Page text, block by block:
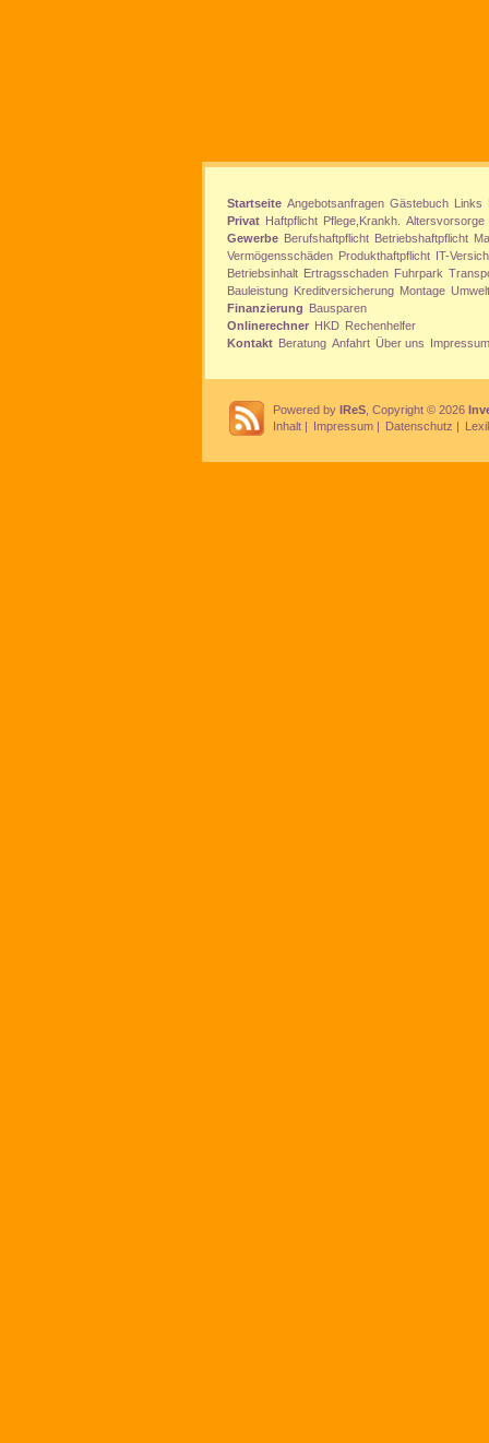
Startseite Angebotsanfragen Gästebuch Links
Privat Haftpflicht Pflege,Krankh.
Altersvorsorge
Gewerbe Berufshaftpflicht Betriebshaftpflicht
Vermögensschäden Produkthaftpflicht IT-
Betriebsinhalt Ertragsschaden Fuhrpark
Bauleistung Kreditversicherung Montage Umwelt
Finanzierung Bausparen
Onlinerechner HKD Rechenhelfer
Kontakt Beratung Anfahrt Über uns Impressum
Powered by IReS , Copyright © 2026
Inhalt | Impressum | Datenschutz |